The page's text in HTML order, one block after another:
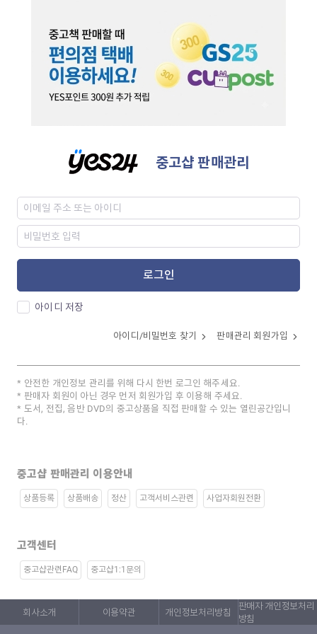
중고샵 판매관리
로그인
아이디 저장
아이디/비밀번호 찾기 판매관리 회원가입
안전한 개인정보 관리를 위해 다시 한번 로그인 해주세요.
판매자 회원이 아닌 경우 먼저 회원가입 후 이용해 주세요.
도서, 전집, 음반 DVD의 중고상품을 직접 판매할 수 있는 열린공간입니
다.
중고샵 판매관리 이용안내
상품등록 상품배송 정산 고객서비스관련 사업자회원전환
고객센터
중고샵관련FAQ 중고샵1:1문의
회사소개 이용약관 개인정보처리방침
판매자 개인정보처리
방침